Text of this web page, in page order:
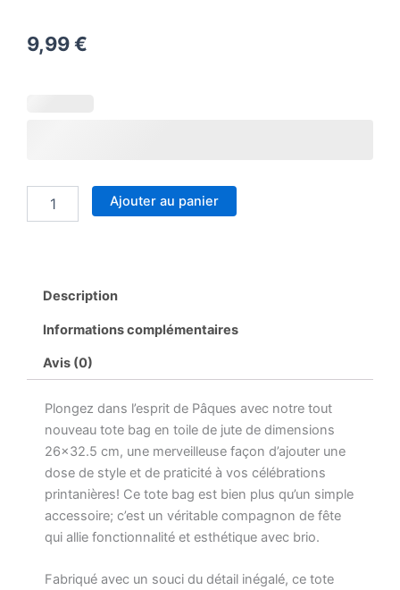
9,99€
Ajouter au panier
Description
Informations complémentaires
Avis (0)
Plongez dans l’esprit de Pâques avec notre tout
nouveau tote bag en toile de jute de dimensions
26×32.5 cm, une merveilleuse façon d’ajouter une
dose de style et de praticité à vos célébrations
printanières! Ce tote bag est bien plus qu’un simple
accessoire; c’est un véritable compagnon de fête
qui allie fonctionnalité et esthétique avec brio.
Fabriqué avec un souci du détail inégalé, ce tote